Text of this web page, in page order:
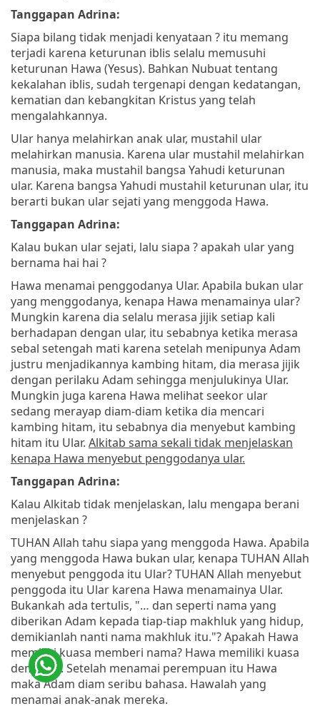
Tanggapan Adrina:
Siapa bilang tidak menjadi kenyataan ? itu memang
terjadi karena keturunan iblis selalu memusuhi
keturunan Hawa (Yesus). Bahkan Nubuat tentang
kekalahan iblis, sudah tergenapi dengan kedatangan,
kematian dan kebangkitan Kristus yang telah
mengalahkannya.
Ular hanya melahirkan anak ular, mustahil ular
melahirkan manusia. Karena ular mustahil melahirkan
manusia, maka mustahil bangsa Yahudi keturunan
ular. Karena bangsa Yahudi mustahil keturunan ular, itu
berarti bukan ular sejati yang menggoda Hawa.
Tanggapan Adrina:
Kalau bukan ular sejati, lalu siapa ? apakah ular yang
bernama hai hai ?
Hawa menamai penggodanya Ular. Apabila bukan ular
yang menggodanya, kenapa Hawa menamainya ular?
Mungkin karena dia selalu merasa jijik setiap kali
berhadapan dengan ular, itu sebabnya ketika merasa
sebal setengah mati karena setelah menipunya Adam
justru menjadikannya kambing hitam, dia merasa jijik
dengan perilaku Adam sehingga menjulukinya Ular.
Mungkin juga karena Hawa melihat seekor ular
sedang merayap diam-diam ketika dia mencari
kambing hitam, itu sebabnya dia menyebut kambing
hitam itu Ular. Alkitab sama sekali tidak menjelaskan
kenapa Hawa menyebut penggodanya ular.
Tanggapan Adrina:
Kalau Alkitab tidak menjelaskan, lalu mengapa berani
menjelaskan ?
TUHAN Allah tahu siapa yang menggoda Hawa. Apabila
yang menggoda Hawa bukan ular, kenapa TUHAN Allah
menyebut penggoda itu Ular? TUHAN Allah menyebut
penggoda itu Ular karena Hawa menamainya Ular.
Bukankah ada tertulis, "… dan seperti nama yang
diberikan Adam kepada tiap-tiap makhluk yang hidup,
demikianlah nanti nama makhluk itu."? Apakah Hawa
memiliki kuasa memberi nama? Hawa memiliki kuasa
demikian. Setelah menamai perempuan itu Hawa
maka Adam diam seribu bahasa. Hawalah yang
menamai anak-anak mereka.